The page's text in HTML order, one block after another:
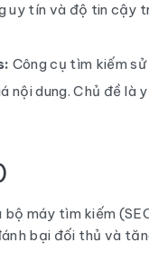
uy tín và độ tin cậy
Công cụ tìm kiếm
nội dung. Chủ đề
máy tìm kiếm
bại đối thủ và